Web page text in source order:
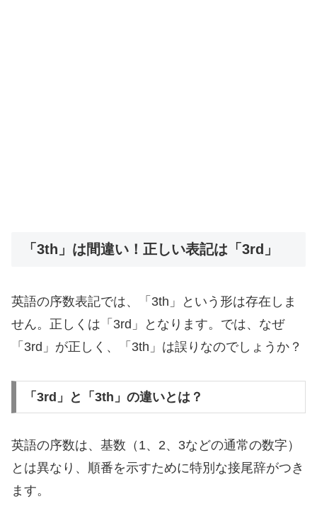
「3th」は間違い！正しい表記は「3rd」
英語の序数表記では、「3th」という形は存在しま
せん。正しくは「3rd」となります。では、なぜ
「3rd」が正しく、「3th」は誤りなのでしょうか？
「3rd」と「3th」の違いとは？
英語の序数は、基数（1、2、3などの通常の数字）
とは異なり、順番を示すために特別な接尾辞がつき
ます。